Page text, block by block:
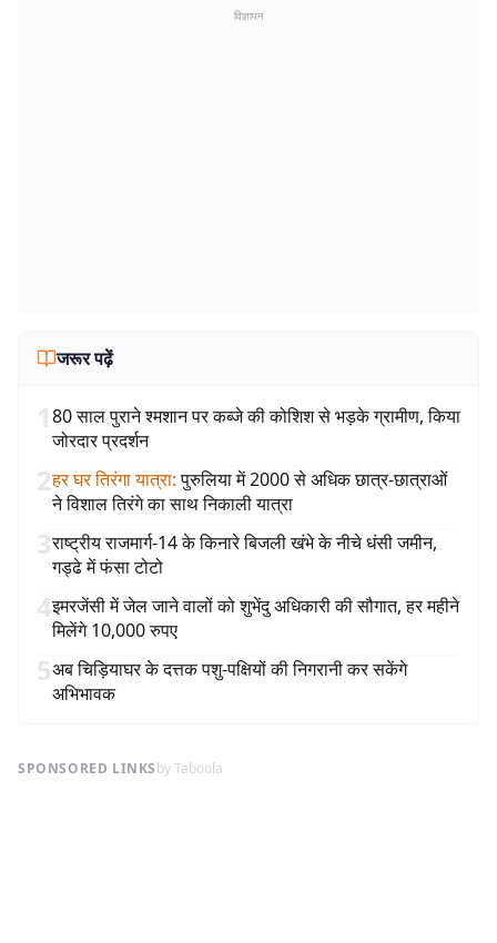
विज्ञापन
जरूर पढ़ें
180 साल पुराने श्मशान पर कब्जे की कोशिश से भड़के ग्रामीण, किया
जोरदार प्रदर्शन
2हर घर तिरंगा यात्रा: पुरुलिया में 2000 से अधिक छात्र-छात्राओं
ने विशाल तिरंगे का साथ निकाली यात्रा
3राष्ट्रीय राजमार्ग-14 के किनारे बिजली खंभे के नीचे धंसी जमीन,
गड्ढे में फंसा टोटो
4इमरजेंसी में जेल जाने वालों को शुभेंदु अधिकारी की सौगात, हर महीने
मिलेंगे 10,000 रुपए
5अब चिड़ियाघर के दत्तक पशु-पक्षियों की निगरानी कर सकेंगे
अभिभावक
SPONSORED LINKSby Taboola